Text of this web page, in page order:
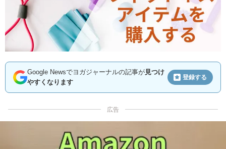
Google Newsでヨガジャーナルの記事が見つけ
やすくなります
登録する
広告